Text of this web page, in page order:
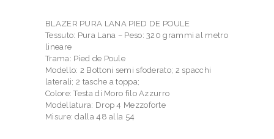
BLAZER PURA LANA PIED DE POULE
Tessuto: Pura Lana – Peso: 320 grammi al metro
lineare
Trama: Pied de Poule
Modello: 2 Bottoni semi sfoderato; 2 spacchi
laterali; 2 tasche a toppa;
Colore: Testa di Moro filo Azzurro
Modellatura: Drop 4 Mezzoforte
Misure: dalla 48 alla 54